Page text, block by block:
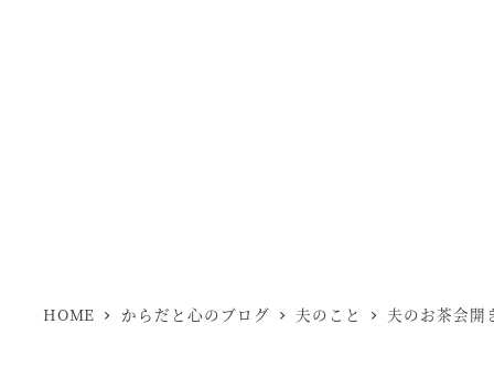
HOME からだと心のブログ 夫のこと 夫のお茶会開